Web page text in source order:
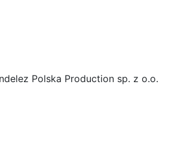
Polska Production sp. z o.o.